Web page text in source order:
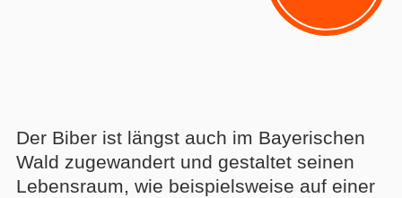
Der Biber ist längst auch im Bayerischen
Wald zugewandert und gestaltet seinen
Lebensraum, wie beispielsweise auf einer